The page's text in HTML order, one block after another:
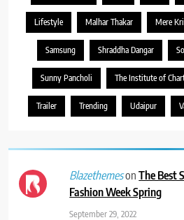
Lifestyle Malhar Thakar Mere
Samsung Shraddha Dangar
Sunny Pancholi The Institute of
Trailer Trending Udaipur
BlazethemesonThe Best
Fashion Week Spring
September 29, 2022